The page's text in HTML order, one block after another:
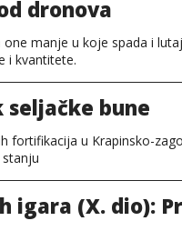
dronova
manje u koje spada i
i kvantitete.
seljačke bune
fortifikacija u Krapinsko-
igara (X. dio):